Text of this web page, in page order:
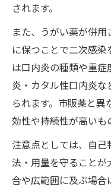
されます。
また、うがい薬が併
に保つことで二次感
は口内炎の種類や重
炎・カタル性口内炎
られます。市販薬と
効性や持続性が高いも
注意点としては、自
法・用量を守ることが
合や広範囲に及ぶ場合